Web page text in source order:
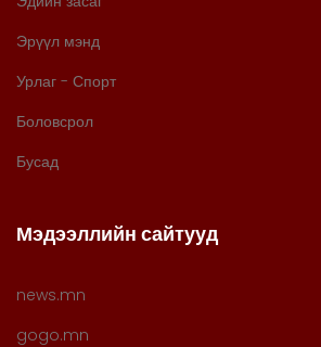
Эрүүл мэнд
Урлаг - Спорт
Боловсрол
Бусад
Мэдээллийн сайтууд
news.mn
gogo.mn